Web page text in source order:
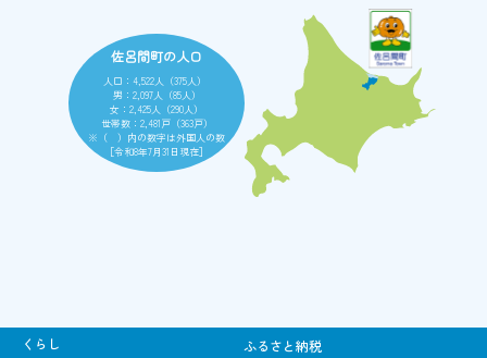
佐呂間町の人口
人口：4,522人（375人）
男：2,097人（85人）
女：2,425人（290人）
世帯数：2,481戸（363戸）
※（ ）内の数字は外国人の数
［令和8年7月31日現在］
くらし
ふるさと納税